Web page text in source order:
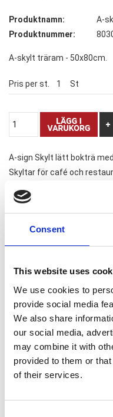
Consent
This website uses
We use cookies to
provide social media
We also share
our social media,
may combine it with
provided to them or
of their services.
Produktnamn:
A-
Produktnummer:
A-skylt träram - 50x80cm.
Pris per st. 1 St
A-sign Skylt lätt bokträ
Skyltar för café och
Liknande varor
Tillbehör - Tuschpenna
5M) till A-skylt etc.
76,37 SEK